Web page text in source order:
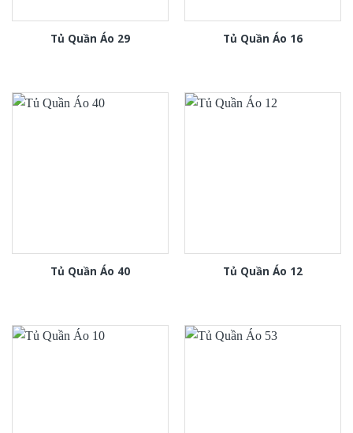
Tủ Quần Áo 29 Tủ Quần Áo 16
Tủ Quần Áo 40 Tủ Quần Áo 12